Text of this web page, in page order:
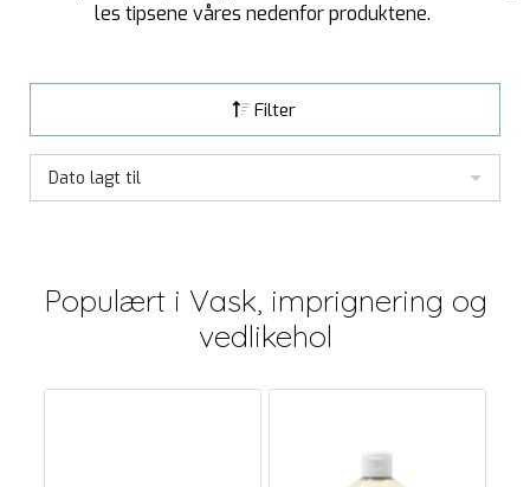
les tipsene våres nedenfor produktene.
Filter
Dato lagt til
Populært i Vask, imprignering og
vedlikehol